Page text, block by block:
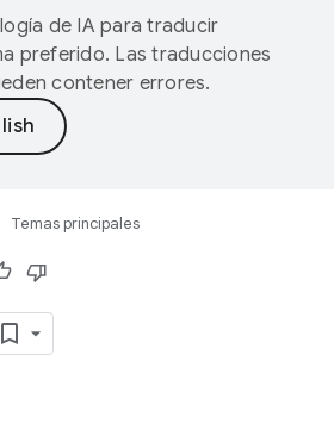
de IA para traducir
preferido. Las traducciones
contener errores.
Temas principales